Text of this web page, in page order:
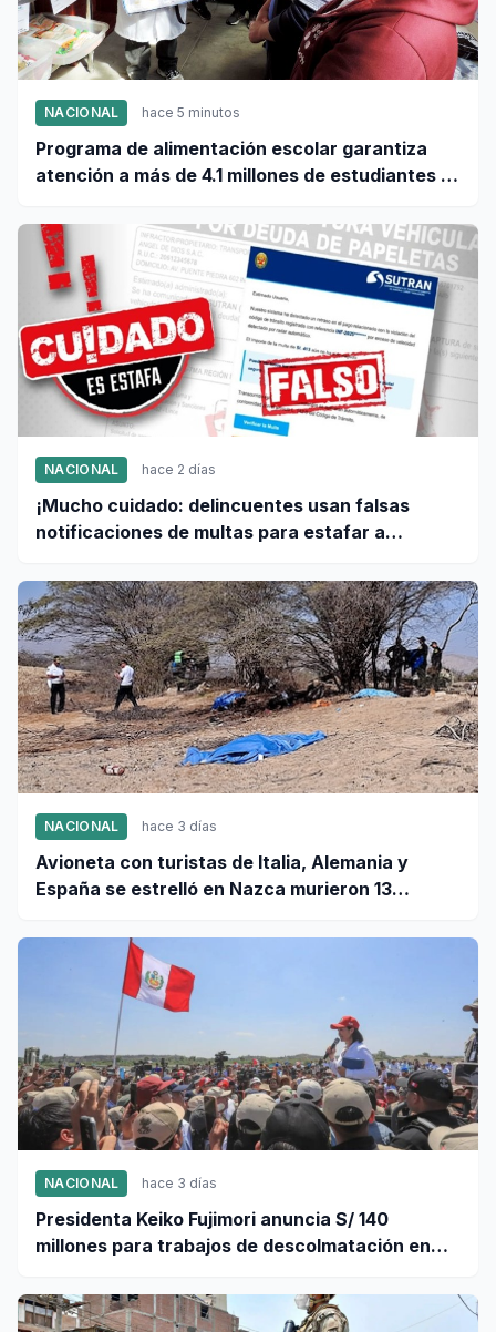
NACIONAL hace 5 minutos
Programa de alimentación escolar garantiza
atención a más de 4.1 millones de estudiantes a
NACIONAL hace 2 días
¡Mucho cuidado: delincuentes usan falsas
notificaciones de multas para estafar a
NACIONAL hace 3 días
Avioneta con turistas de Italia, Alemania y
España se estrelló en Nazca murieron 13
NACIONAL hace 3 días
Presidenta Keiko Fujimori anuncia S/ 140
millones para trabajos de descolmatación en